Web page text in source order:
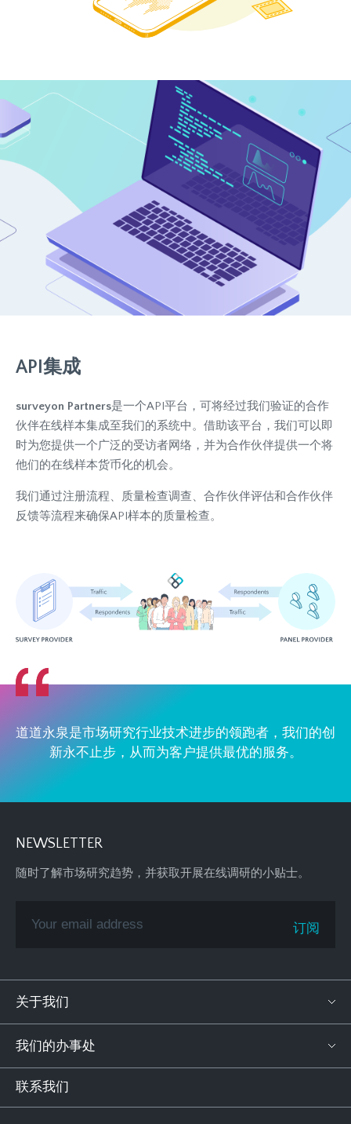
API集成
surveyon Partners是一个API平台，可将经过我们验证的合作
伙伴在线样本集成至我们的系统中。借助该平台，我们可以即
时为您提供一个广泛的受访者网络，并为合作伙伴提供一个将
他们的在线样本货币化的机会。
我们通过注册流程、质量检查调查、合作伙伴评估和合作伙伴
反馈等流程来确保API样本的质量检查。
道道永泉是市场研究行业技术进步的领跑者， 我们的创
新永不止步，从而为客户提供最优的服务。
NEWSLETTER
随时了解市场研究趋势，并获取开展在线调研的小贴士。
关于我们
我们的办事处
联系我们